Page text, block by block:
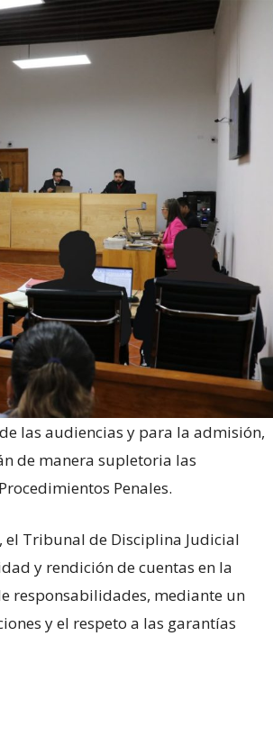
las audiencias y para la admisión,
de manera supletoria las
Penales.
Tribunal de Disciplina Judicial
y rendición de cuentas en la
responsabilidades, mediante un
y el respeto a las garantías